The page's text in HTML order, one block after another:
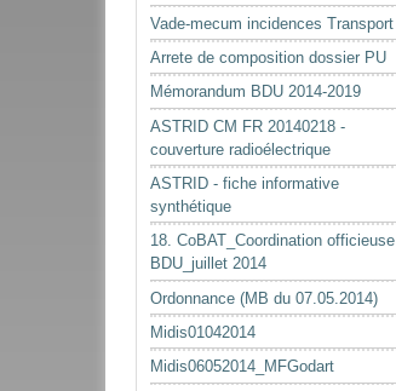
Vade-mecum incidences Transport
Arrete de composition dossier PU
Mémorandum BDU 2014-2019
ASTRID CM FR 20140218 -
couverture radioélectrique
ASTRID - fiche informative
synthétique
18. CoBAT_Coordination officieuse
BDU_juillet 2014
Ordonnance (MB du 07.05.2014)
Midis01042014
Midis06052014_MFGodart